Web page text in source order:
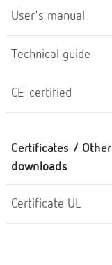
User's manual
Technical guide
CE-certified
Certificates / Other
downloads
Certificate UL